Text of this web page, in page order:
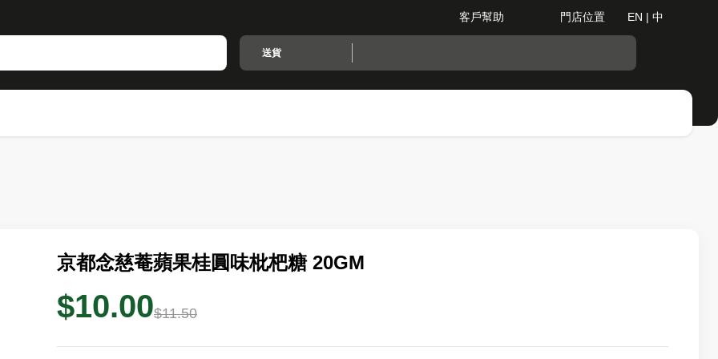
客戶幫助 門店位置 EN | 中
送貨
京都念慈菴蘋果桂圓味枇杷糖 20GM
$10.00$11.50